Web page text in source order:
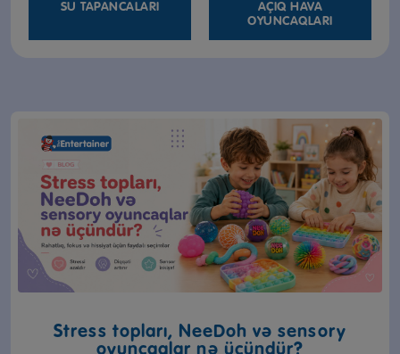
SU TAPANCALARI
AÇIQ HAVA
OYUNCAQLARI
Stress topları, NeeDoh və sensory
oyuncaqlar nə üçündür?